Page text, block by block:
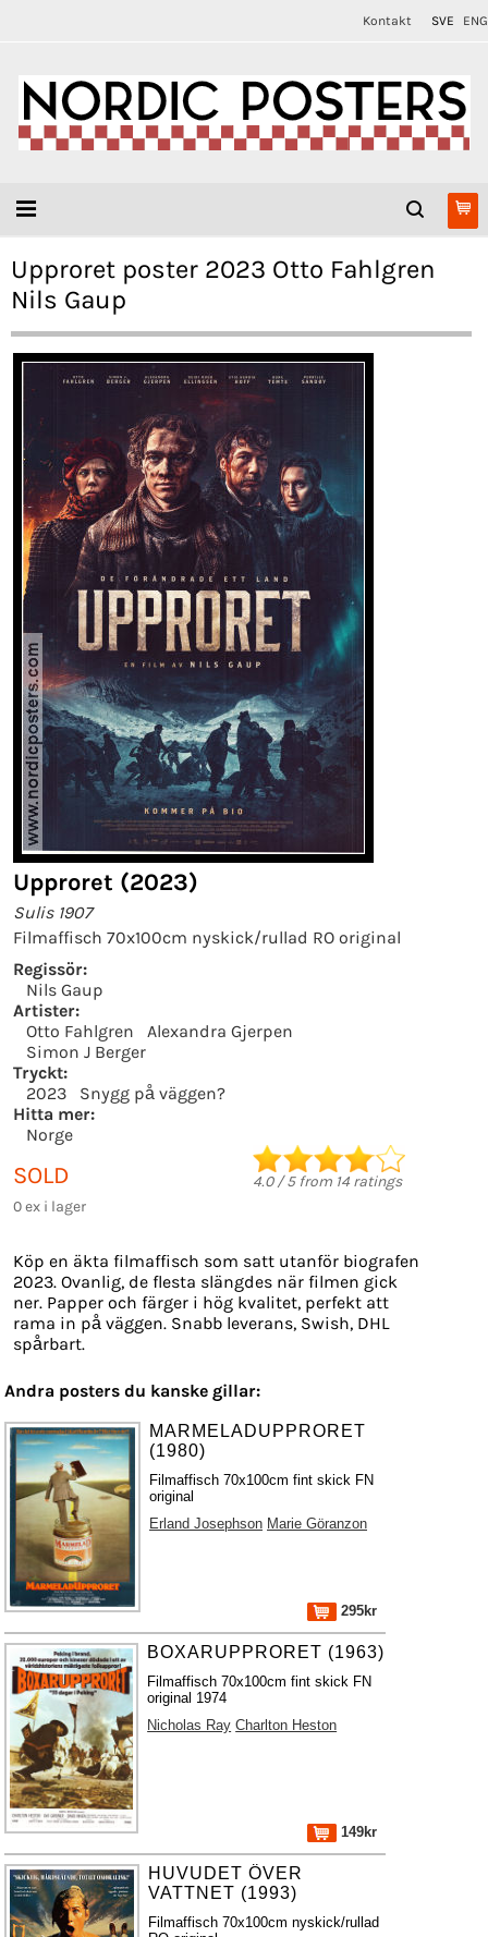
Kontakt SVE ENG
Upproret poster 2023 Otto Fahlgren
Nils Gaup
Upproret (2023)
Sulis 1907
Filmaffisch 70x100cm nyskick/rullad RO original
Regissör:
Nils Gaup
Artister:
Otto Fahlgren
Alexandra Gjerpen
Simon J Berger
Tryckt:
2023
Snygg på väggen?
Hitta mer:
Norge
SOLD
0 ex i lager
4.0/5from 14 ratings
Köp en äkta filmaffisch som satt utanför biografen
2023. Ovanlig, de flesta slängdes när filmen gick
ner. Papper och färger i hög kvalitet, perfekt att
rama in på väggen. Snabb leverans, Swish, DHL
spårbart.
Andra posters du kanske gillar:
MARMELADUPPRORET
(1980)
Filmaffisch 70x100cm fint skick FN
original
Erland Josephson Marie Göranzon
295kr
BOXARUPPRORET (1963)
Filmaffisch 70x100cm fint skick FN
original 1974
Nicholas Ray Charlton Heston
149kr
HUVUDET ÖVER
VATTNET (1993)
Filmaffisch 70x100cm nyskick/rullad